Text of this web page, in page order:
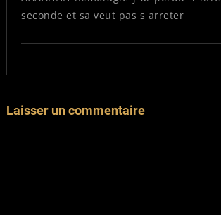
seconde et sa veut pas s arreter
Laisser un commentaire